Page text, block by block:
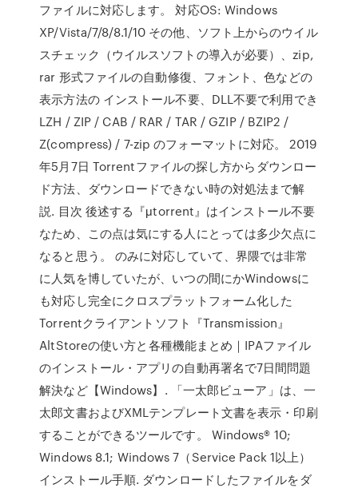
ファイルに対応します。 対応OS: Windows
XP/Vista/7/8/8.1/10 その他、ソフト上からのウイル
スチェック（ウイルスソフトの導入が必要）、zip,
rar 形式ファイルの自動修復、フォント、色などの
表示方法の インストール不要、DLL不要で利用でき
LZH / ZIP / CAB / RAR / TAR / GZIP / BZIP2 /
Z(compress) / 7-zip のフォーマットに対応。 2019
年5月7日 Torrentファイルの探し方からダウンロー
ド方法、ダウンロードできない時の対処法まで解
説. 目次 後述する『μtorrent』はインストール不要
なため、この点は気にする人にとっては多少欠点に
なると思う。 のみに対応していて、界隈では非常
に人気を博していたが、いつの間にかWindowsに
も対応し完全にクロスプラットフォーム化した
Torrentクライアントソフト『Transmission』
AltStoreの使い方と各種機能まとめ｜IPAファイル
のインストール・アプリの自動再署名で7日間問題
解決など【Windows】. 「一太郎ビューア」は、一
太郎文書およびXMLテンプレート文書を表示・印刷
することができるツールです。 Windows® 10;
Windows 8.1; Windows 7（Service Pack 1以上）
インストール手順. ダウンロードしたファイルをダ